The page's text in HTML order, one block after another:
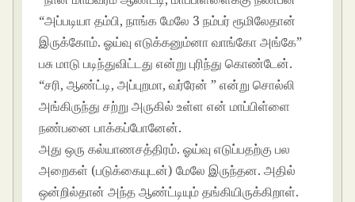
“அப்படியா தம்பி, நாங்க மேலே 3 நம்பர் ரூமிலேதான்
இருக்கோம். ஓய்வு எடுக்கனும்னா வாங்கோ அங்கே”
பசு மாடு படிந்துவிட்டது என்று புரிந்து கொண்டேன்.
“சரி, ஆண்ட்டி, அப்புறமா, வர்ரேன் ” என்று சொல்லி
அங்கிருந்து சற்று அருகில் உள்ள என் மாப்பிள்ளை
நண்பனை பாக்கப்போனேன்.
அது ஒரு கல்யாணசத்திரம். ஓய்வு எடுப்பதற்கு பல
அறைகள் (படுக்கையுடன்) மேலே இருந்தன. அதில்
ஒன்றில்தான் அந்த ஆண்ட்டியும் தங்கியிருக்கிறாள்.